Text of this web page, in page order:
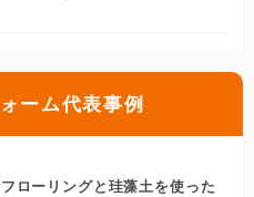
ーム代表事例
ローリングと珪藻土を使った